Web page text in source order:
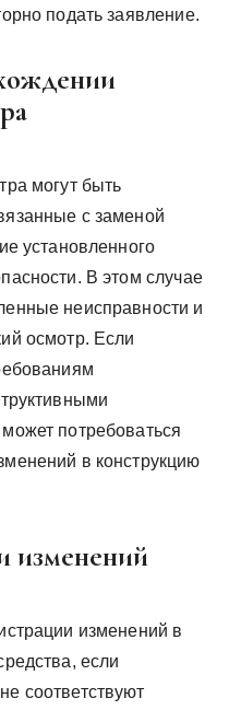
подать заявление.
могут быть
с заменой
установленного
В этом случае
неисправности и
осмотр. Если
потребоваться
в конструкцию
изменений
изменений в
если
соответствуют